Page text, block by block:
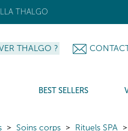
THALGO
THALGO ?
BEST SELLERS
Soins corps Rituels SPA